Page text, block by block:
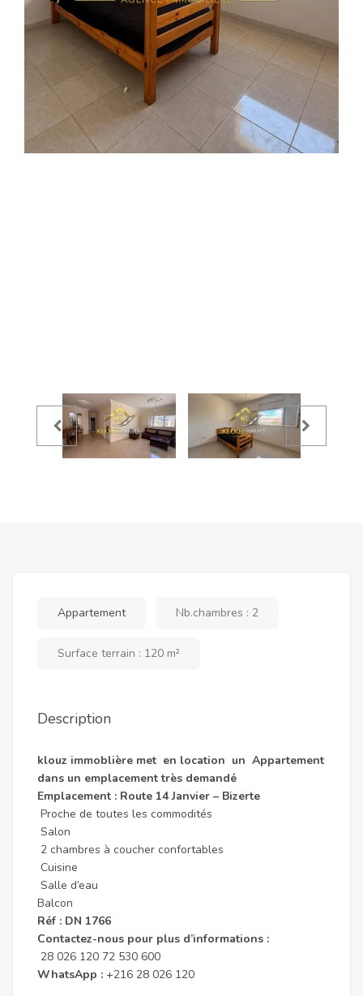
Appartement Nb.chambres : 2
Surface terrain : 120 m²
Description
klouz immoblière met en location un Appartement
dans un emplacement très demandé
Emplacement : Route 14 Janvier – Bizerte
Proche de toutes les commodités
Salon
2 chambres à coucher confortables
Cuisine
Salle d’eau
Balcon
Réf : DN 1766
Contactez-nous pour plus d’informations :
28 026 120 72 530 600
WhatsApp : +216 28 026 120